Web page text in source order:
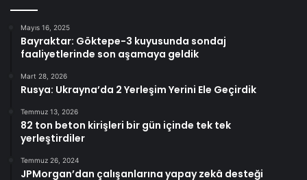
Mayıs 16, 2025
Bayraktar: Göktepe-3 kuyusunda sondaj
faaliyetlerinde son aşamaya geldik
Mart 28, 2026
Rusya: Ukrayna’da 2 Yerleşim Yerini Ele Geçirdik
Temmuz 13, 2026
82 ton beton kirişleri bir gün içinde tek tek
yerleştirdiler
Temmuz 26, 2024
JPMorgan’dan çalışanlarına yapay zekâ desteği